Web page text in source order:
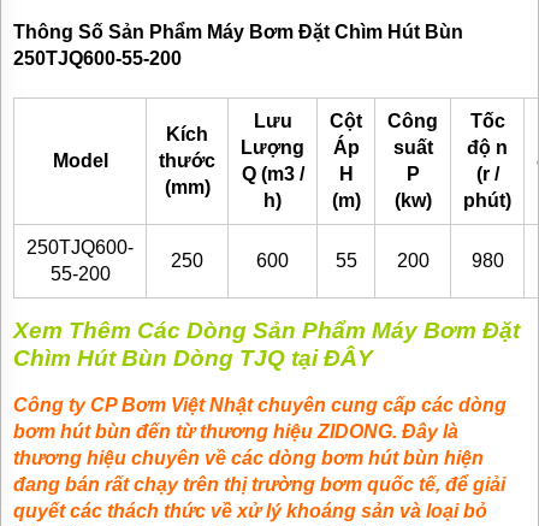
Thông Số Sản Phẩm Máy Bơm Đặt Chìm Hút Bùn
250TJQ600-55-200
Model
Kích
thước
(mm)
Lưu
Lượng
Q (m3 /
h)
Cột
Áp
H
(m)
Công
suất
P
(kw)
Tốc
độ n
(r /
phút)
250TJQ600-
55-200
250 600 55 200 980
Xem Thêm Các Dòng Sản Phẩm Máy Bơm Đặt
Chìm Hút Bùn Dòng TJQ tại ĐÂY
Công ty CP Bơm Việt Nhật chuyên cung cấp các dòng
bơm hút bùn đến từ thương hiệu ZIDONG. Đây là
thương hiệu chuyên về các dòng bơm hút bùn hiện
đang bán rất chạy trên thị trường bơm quốc tế, để giải
quyết các thách thức về xử lý khoáng sản và loại bỏ